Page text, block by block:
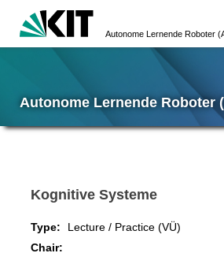
Autonome Lernende Roboter
Kognitive Systeme
Type:
Lecture / Practice (VÜ)
Chair: